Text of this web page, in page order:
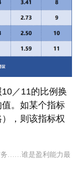
／11的比例换
。如某个指标
，则该指标权
务……谁是盈利能力最